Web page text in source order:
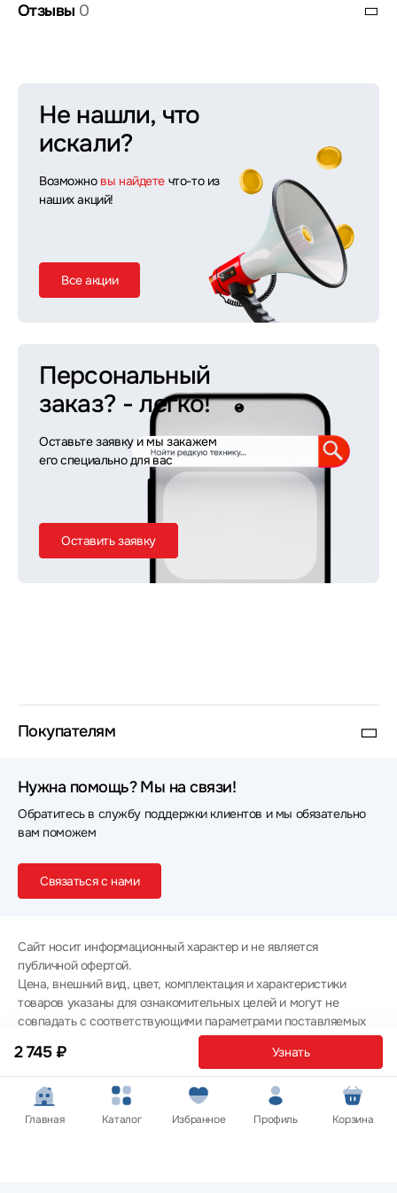
2 745 ₽ Узнать
Отзывы 0
Не нашли, что
искали?
Возможно вы найдете что-то из
наших акций!
Все акции
Персональный
заказ? - легко!
Оставьте заявку и мы закажем
его специально для вас
Оставить заявку
Покупателям
Нужна помощь? Мы на связи!
Обратитесь в службу поддержки клиентов и мы обязательно
вам поможем
Связаться с нами
Сайт носит информационный характер и не является
публичной офертой.
Цена, внешний вид, цвет, комплектация и характеристики
товаров указаны для ознакомительных целей и могут не
совпадать с соответствующими параметрами поставляемых
товаров - уточняйте информацию у менеджера при
оформлении заказа.
Политика конфиденциальности
© 2012 — 2026 ООО «Эпл Тэк»
Главная Каталог Избранное Профиль Корзина